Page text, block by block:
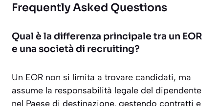
Frequently Asked Questions
Qual è la differenza principale tra un EOR
e una società di recruiting?
Un EOR non si limita a trovare candidati, ma
assume la responsabilità legale del dipendente
nel Paese di destinazione, gestendo contratti e